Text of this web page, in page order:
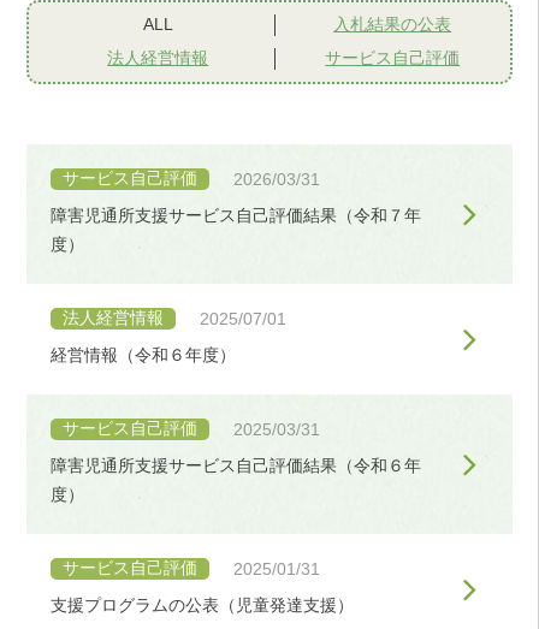
ALL
入札結果の公表
法人経営情報
サービス自己評価
サービス自己評価 2026/03/31
障害児通所支援サービス自己評価結果（令和７年
度）
法人経営情報 2025/07/01
経営情報（令和６年度）
サービス自己評価 2025/03/31
障害児通所支援サービス自己評価結果（令和６年
度）
サービス自己評価 2025/01/31
支援プログラムの公表（児童発達支援）